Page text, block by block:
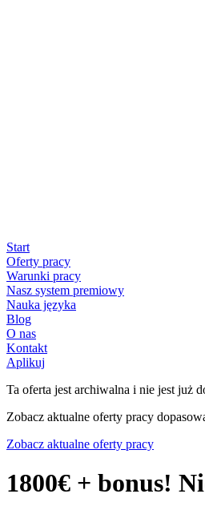
Start
Oferty pracy
Warunki pracy
Nasz system premiowy
Nauka języka
Blog
O nas
Kontakt
Aplikuj
Ta oferta jest archiwalna i nie jest już
Zobacz aktualne oferty pracy
Zobacz aktualne oferty pracy
1800€ + bonus!